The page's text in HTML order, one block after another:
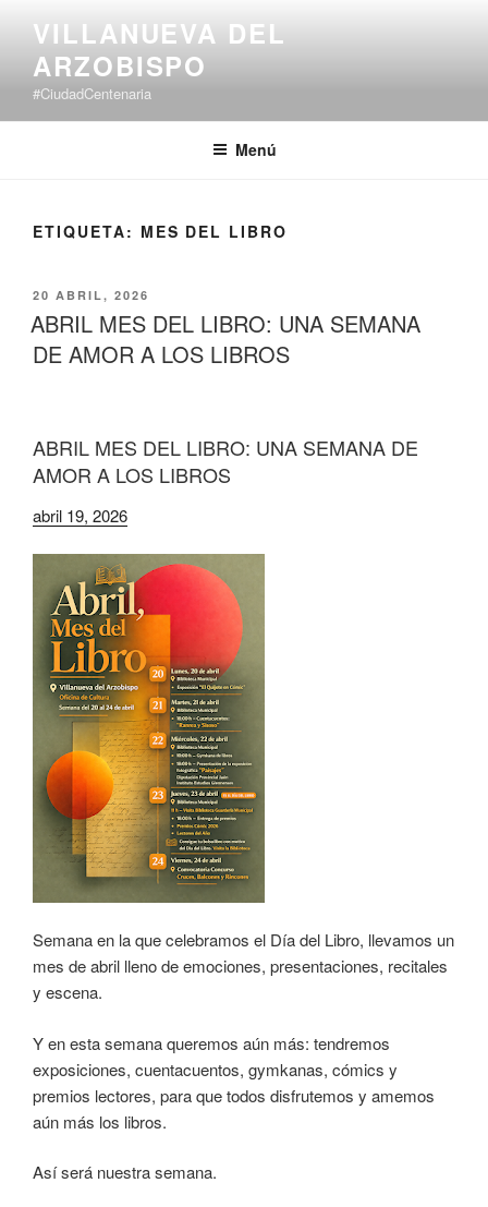
contenido
VILLANUEVA DEL
ARZOBISPO
#CiudadCentenaria
Menú
ETIQUETA: MES DEL LIBRO
PUBLICADO
EL
20 ABRIL, 2026
ABRIL MES DEL LIBRO: UNA SEMANA
DE AMOR A LOS LIBROS
ABRIL MES DEL LIBRO: UNA SEMANA DE
AMOR A LOS LIBROS
abril 19, 2026
Semana en la que celebramos el Día del Libro, llevamos un
mes de abril lleno de emociones, presentaciones, recitales
y escena.
Y en esta semana queremos aún más: tendremos
exposiciones, cuentacuentos, gymkanas, cómics y
premios lectores, para que todos disfrutemos y amemos
aún más los libros.
Así será nuestra semana.